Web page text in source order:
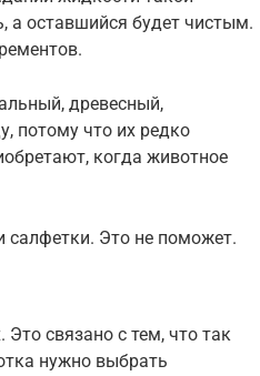
а оставшийся будет чистым.
древесный,
потому что их редко
когда животное
салфетки. Это не поможет.
связано с тем, что так
нужно выбрать